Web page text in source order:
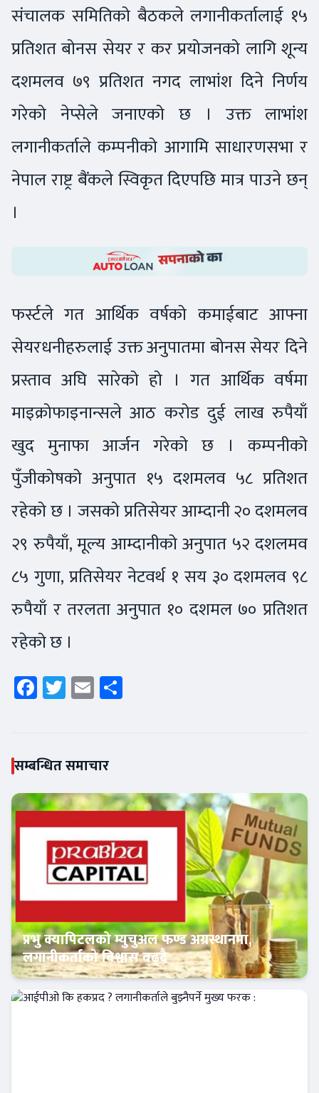
संचालक समितिको बैठकले लगानीकर्तालाई १५
प्रतिशत बोनस सेयर र कर प्रयोजनको लागि शून्य
दशमलव ७९ प्रतिशत नगद लाभांश दिने निर्णय
गरेको नेप्सेले जनाएको छ । उक्त लाभांश
लगानीकर्ताले कम्पनीको आगामि साधारणसभा र
नेपाल राष्ट्र बैंकले स्विकृत दिएपछि मात्र पाउने छन्
।
फर्स्टले गत आर्थिक वर्षको कमाईबाट आफ्ना
सेयरधनीहरुलाई उक्त अनुपातमा बोनस सेयर दिने
प्रस्ताव अघि सारेको हो । गत आर्थिक वर्षमा
माइक्रोफाइनान्सले आठ करोड दुई लाख रुपैयाँ
खुद मुनाफा आर्जन गरेको छ । कम्पनीको
पुँजीकोषको अनुपात १५ दशमलव ५८ प्रतिशत
रहेको छ । जसको प्रतिसेयर आम्दानी २० दशमलव
२९ रुपैयाँ, मूल्य आम्दानीको अनुपात ५२ दशलमव
८५ गुणा, प्रतिसेयर नेटवर्थ १ सय ३० दशमलव ९८
रुपैयाँ र तरलता अनुपात १० दशमल ७० प्रतिशत
रहेको छ ।
Facebook
Twitter
Email
सम्बन्धित समाचार
Banner News
प्रभु क्यापिटलको म्युचुअल फण्ड अग्रस्थानमा,
लगानीकर्ताको विश्वास बढ्दै